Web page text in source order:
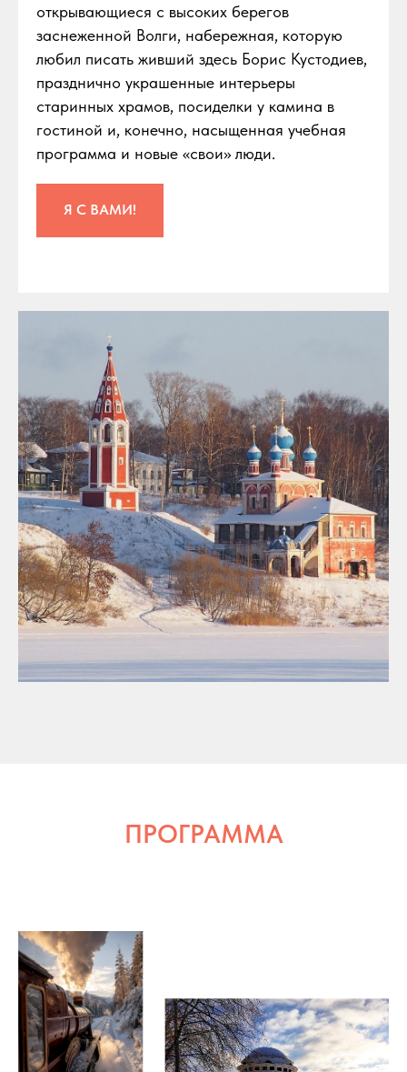
открывающиеся с высоких берегов
заснеженной Волги, набережная, которую
любил писать живший здесь Борис Кустодиев,
празднично украшенные интерьеры
старинных храмов, посиделки у камина в
гостиной и, конечно, насыщенная учебная
программа и новые «свои» люди.
Я С ВАМИ!
ПРОГРАММА